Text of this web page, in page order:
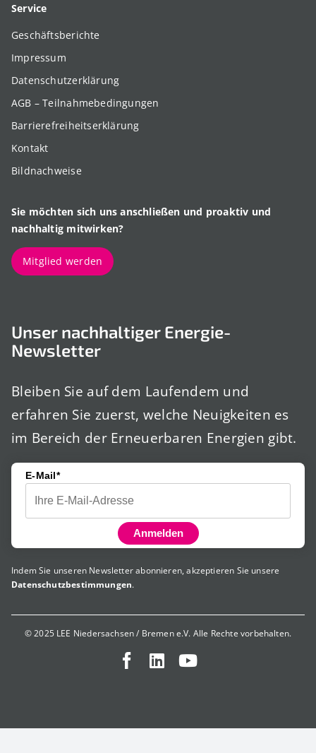
Service
Geschäftsberichte
Impressum
Datenschutzerklärung
AGB – Teilnahmebedingungen
Barrierefreiheitserklärung
Kontakt
Bildnachweise
Sie möchten sich uns anschließen und proaktiv und
nachhaltig mitwirken?
Mitglied werden
Unser nachhaltiger Energie-
Newsletter
Bleiben Sie auf dem Laufendem und
erfahren Sie zuerst, welche Neuigkeiten es
im Bereich der Erneuerbaren Energien gibt.
E-Mail*
Anmelden
Indem Sie unseren Newsletter abonnieren, akzeptieren Sie unsere
Datenschutzbestimmungen.
© 2025 LEE Niedersachsen / Bremen e.V. Alle Rechte vorbehalten.